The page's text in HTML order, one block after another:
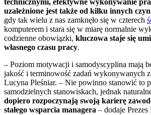
technicznymi, efektywne wykonywanie
uzależnione jest także od kilku innych
gdy tak wielu z nas zamknęło się w czterech
komputerem i stara się w miarę normalnie
codzienne obowiązki, kluczowa staje się
własnego czasu pracy.
– Poziom motywacji i samodyscyplina mają
jakość i terminowość zadań wykonywanych
Lucyna Pleśniar. – Nie powinno stanowić to
samodzielnych stanowiskach, jednak
dopiero rozpoczynają swoją karierę
stałego wsparcia managera – dodaje Prezes